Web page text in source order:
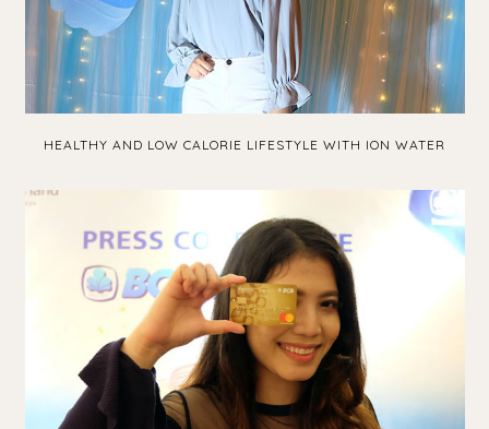
HEALTHY AND LOW CALORIE LIFESTYLE WITH ION WATER